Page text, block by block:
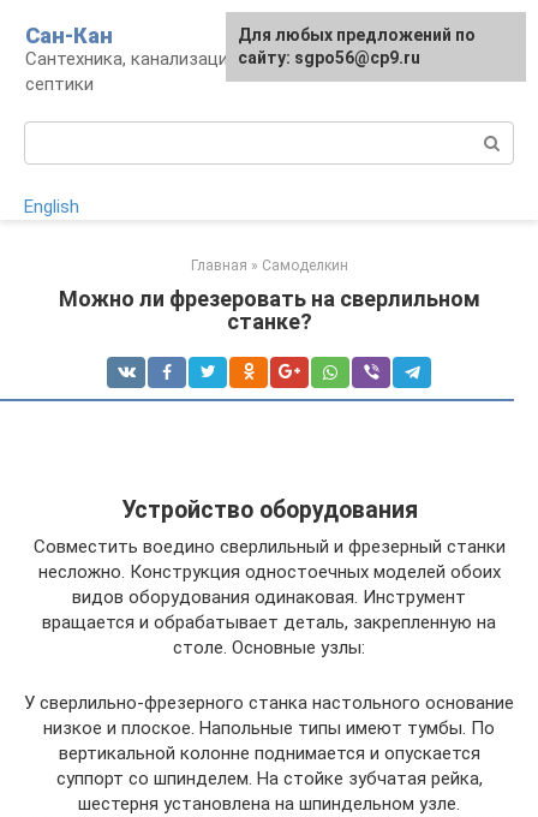
контенту
Сан-Кан
Сантехника, канализация, водопровод,
септики
English
Главная » Самоделкин
Можно ли фрезеровать на сверлильном
станке?
Устройство оборудования
Совместить воедино сверлильный и фрезерный станки
несложно. Конструкция одностоечных моделей обоих
видов оборудования одинаковая. Инструмент
вращается и обрабатывает деталь, закрепленную на
столе. Основные узлы:
У сверлильно-фрезерного станка настольного основание
низкое и плоское. Напольные типы имеют тумбы. По
вертикальной колонне поднимается и опускается
суппорт со шпинделем. На стойке зубчатая рейка,
шестерня установлена на шпиндельном узле.
Для любых предложений по
сайту: sgpo56@cp9.ru